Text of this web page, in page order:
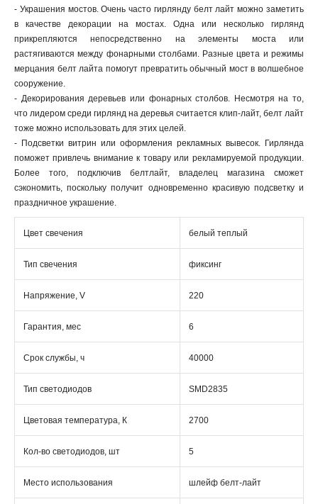
- Украшения мостов. Очень часто гирлянду белт лайт можно заметить
в качестве декорации на мостах. Одна или несколько гирлянд
прикрепляются непосредственно на элементы моста или
растягиваются между фонарными столбами. Разные цвета и режимы
мерцания белт лайта помогут превратить обычный мост в волшебное
сооружение.
- Декорирования деревьев или фонарных столбов. Несмотря на то,
что лидером среди гирлянд на деревья считается клип-лайт, белт лайт
тоже можно использовать для этих целей.
- Подсветки витрин или оформления рекламных вывесок. Гирлянда
поможет привлечь внимание к товару или рекламируемой продукции.
Более того, подключив белтлайт, владелец магазина сможет
сэкономить, поскольку получит одновременно красивую подсветку и
праздничное украшение.
Цвет свечения белый теплый
Тип свечения фиксинг
Напряжение, V 220
Гарантия, мес 6
Срок службы, ч 40000
Тип светодиодов SMD2835
Цветовая температура, К 2700
Кол-во светодиодов, шт 5
Место использования шлейф белт-лайт